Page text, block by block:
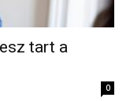
tart a
0